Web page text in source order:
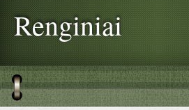
Renginiai